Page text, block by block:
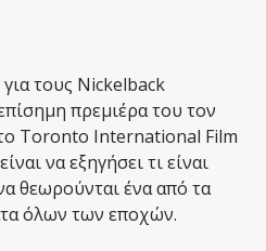
τους Nickelback
πρεμιέρα του τον
Toronto International Film
να εξηγήσει τι είναι
θεωρούνται ένα από τα
όλων των εποχών.